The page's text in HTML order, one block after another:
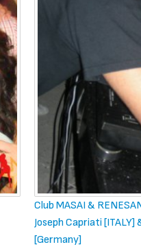
Club MASAI &
Joseph Capriati [ITALY]
[Germany]